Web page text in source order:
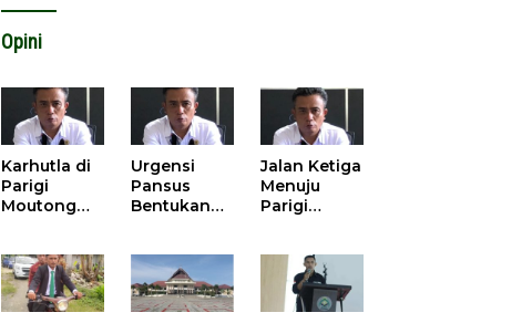
Opini
Karhutla di
Parigi
Moutong
Tantangan
Tata Kelola
Mitigasi
Urgensi
Pansus
Bentukan
Kisruh
Pengusulan
52 Titik
Jalan Ketiga
Menuju
Parigi
Beradab